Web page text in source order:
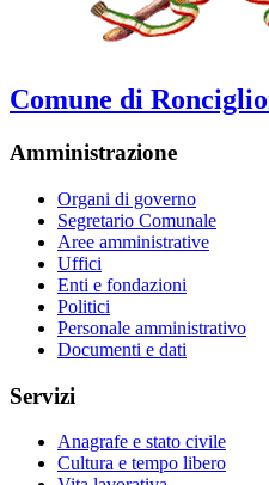
Comune di
Amministrazione
Organi di governo
Segretario Comunale
Aree amministrative
Uffici
Enti e fondazioni
Politici
Personale amministrativo
Documenti e dati
Servizi
Anagrafe e stato civile
Cultura e tempo libero